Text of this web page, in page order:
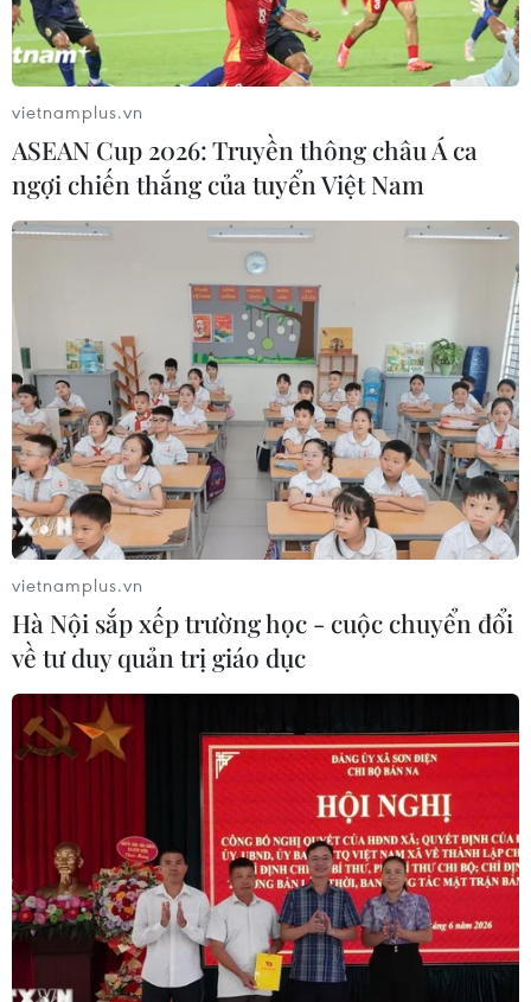
vietnamplus.vn
ASEAN Cup 2026: Truyền thông châu Á ca
ngợi chiến thắng của tuyển Việt Nam
vietnamplus.vn
Hà Nội sắp xếp trường học - cuộc chuyển đổi
về tư duy quản trị giáo dục